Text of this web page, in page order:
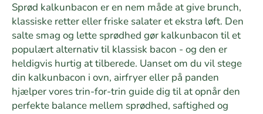
Sprød kalkunbacon er en nem måde at give brunch,
klassiske retter eller friske salater et ekstra løft. Den
salte smag og lette sprødhed gør kalkunbacon til et
populært alternativ til klassisk bacon - og den er
heldigvis hurtig at tilberede. Uanset om du vil stege
din kalkunbacon i ovn, airfryer eller på panden
hjælper vores trin-for-trin guide dig til at opnår den
perfekte balance mellem sprødhed, saftighed og